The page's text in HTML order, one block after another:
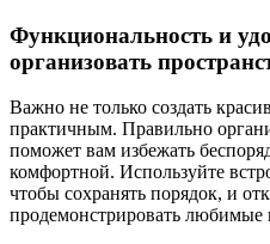
Функциональность и
организовать
Важно не только создать
практичным. Правильно
поможет вам избежать
комфортной. Используйте
чтобы сохранять порядок, и
продемонстрировать любимые